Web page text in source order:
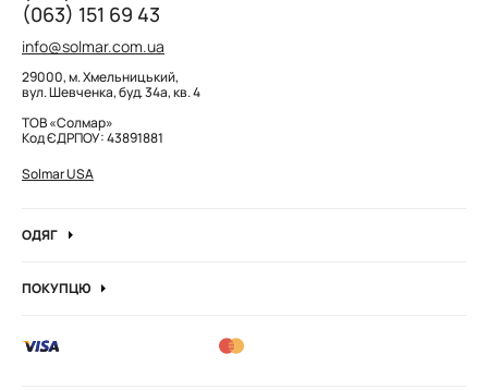
(063) 151 69 43
info@solmar.com.ua
29000, м. Хмельницький,
вул. Шевченка, буд. 34а, кв. 4
ТОВ «Солмар»
Код ЄДРПОУ: 43891881
Solmar USA
ОДЯГ
Кофти та джемпера
Боді
ПОКУПЦЮ
Вакансії компанії